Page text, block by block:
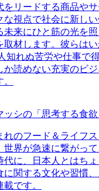
をリードする商品や
な視点で社会に新し
未来にひと筋の光を
取材します。彼らは
知れぬ苦労や仕事で
か読めない充実のビ
シの「思考する食欲
れのフード＆ライフス
世界が急速に繋がっ
代に、日本人とはち
に関する文化や習慣
です。